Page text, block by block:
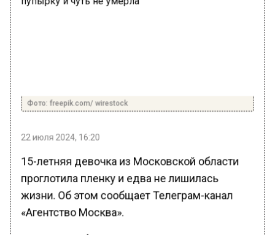
Фото: freepik.com/ wirestock
22 июля 2024, 16:20
15-летняя девочка из Московской области
проглотила пленку и едва не лишилась
жизни. Об этом сообщает Телеграм-канал
«Агентство Москва».